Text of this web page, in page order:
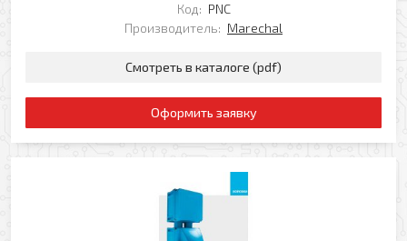
Код: PNC
Производитель: Marechal
Смотреть в каталоге (pdf)
Оформить заявку